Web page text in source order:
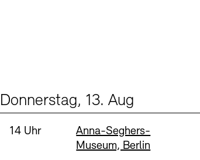
Donnerstag, 13. Aug
Uhrzeit:
14 Uhr Standort
Anna-Seghers-
Museum, Berlin